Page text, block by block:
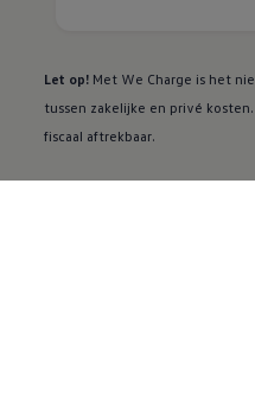
Let op! Met We Charge is het
tussen zakelijke en privé
fiscaal aftrekbaar.